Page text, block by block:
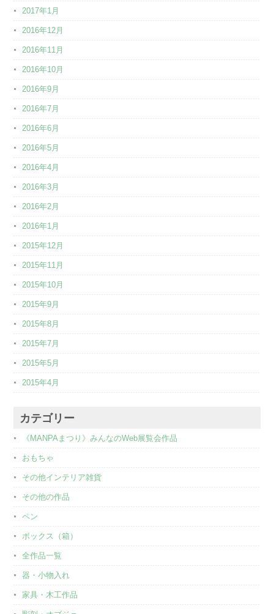
2017年1月
2016年12月
2016年11月
2016年10月
2016年9月
2016年7月
2016年6月
2016年5月
2016年4月
2016年3月
2016年2月
2016年1月
2015年12月
2015年11月
2015年10月
2015年9月
2015年8月
2015年7月
2015年5月
2015年4月
カテゴリー
《MANPAまつり》みんなのWeb展覧会作品
おもちゃ
その他インテリア雑貨
その他の作品
ペン
ボックス（箱）
全作品一覧
器・小物入れ
家具・木工作品